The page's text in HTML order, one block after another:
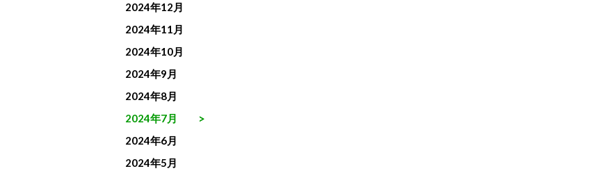
2024年12月
2024年11月
2024年10月
2024年9月
2024年8月
2024年7月
2024年6月
2024年5月